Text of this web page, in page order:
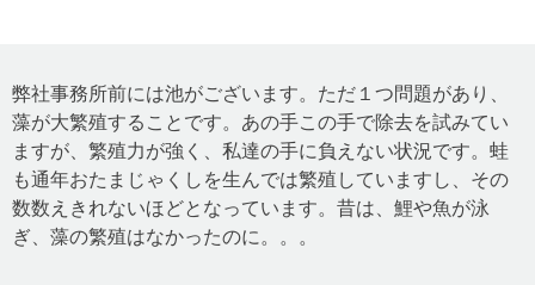
弊社事務所前には池がございます。ただ１つ問題があり、
藻が大繁殖することです。あの手この手で除去を試みてい
ますが、繁殖力が強く、私達の手に負えない状況です。蛙
も通年おたまじゃくしを生んでは繁殖していますし、その
数数えきれないほどとなっています。昔は、鯉や魚が泳
ぎ、藻の繁殖はなかったのに。。。